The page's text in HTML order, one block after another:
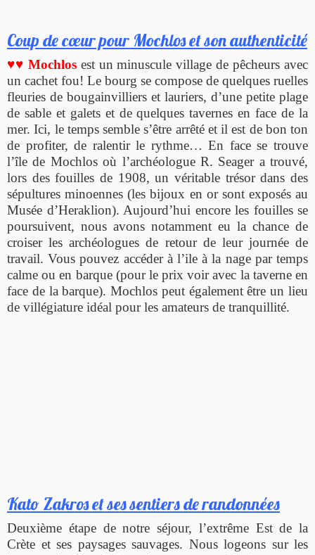
Coup de cœur pour Mochlos et son authenticité
♥♥ Mochlosest un minuscule village de pêcheurs avec
un cachet fou! Le bourg se compose de quelques ruelles
fleuries de bougainvilliers et lauriers, d’une petite plage
de sable et galets et de quelques tavernes en face de la
mer. Ici, le temps semble s’être arrêté et il est de bon ton
de profiter, de ralentir le rythme… En face se trouve
l’île de Mochlos où l’archéologue R. Seager a trouvé,
lors des fouilles de 1908, un véritable trésor dans des
sépultures minoennes (les bijoux en or sont exposés au
Musée d’Heraklion). Aujourd’hui encore les fouilles se
poursuivent, nous avons notamment eu la chance de
croiser les archéologues de retour de leur journée de
travail. Vous pouvez accéder à l’ile à la nage par temps
calme ou en barque (pour le prix voir avec la taverne en
face de la barque). Mochlos peut également être un lieu
de villégiature idéal pour les amateurs de tranquillité.
Kato Zakros et ses sentiers de randonnées
Deuxième étape de notre séjour, l’extrême Est de la
Crète et ses paysages sauvages. Nous logeons sur les